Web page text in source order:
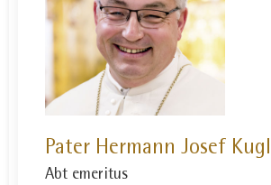
Pater Hermann Josef
Abt emeritus